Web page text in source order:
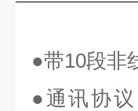
●带10段非
● 通讯协议